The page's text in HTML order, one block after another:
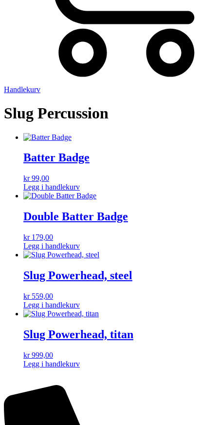
Handlekurv
Slug Percussion
Batter Badge
kr99,00
Legg i handlekurv
Double Batter Badge
kr179,00
Legg i handlekurv
Slug Powerhead, steel
kr559,00
Legg i handlekurv
Slug Powerhead, titan
kr999,00
Legg i handlekurv